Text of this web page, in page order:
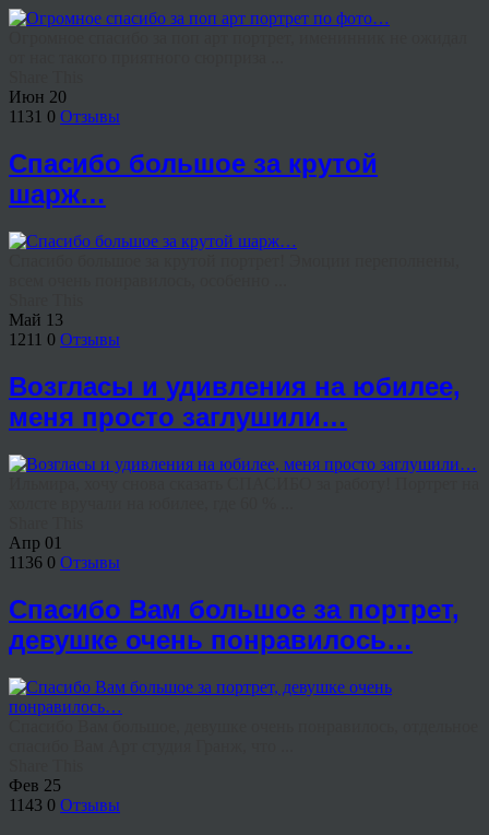
Июн 20
1131 0 Отзывы
Спасибо большое за крутой
шарж…
Май 13
1211 0 Отзывы
Возгласы и удивления на юбилее,
меня просто заглушили…
Апр 01
1136 0 Отзывы
Спасибо Вам большое за портрет,
девушке очень понравилось…
Фев 25
1143 0 Отзывы